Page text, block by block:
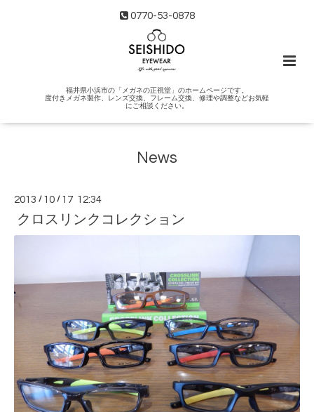
0770-53-0878
福井県小浜市の「メガネの正視堂」のホームページです。
度付きメガネ製作、レンズ交換、フレーム交換、修理や調整などお気軽
にご相談ください。
News
2013 / 10 / 17 12:34
クロスリンクコレクション